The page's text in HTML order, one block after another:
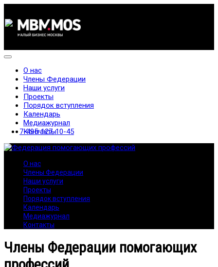
7-495-127-10-45
О нас
Члены Федерации
Наши услуги
Проекты
Порядок вступления
Календарь
Медиажурнал
Контакты
О нас
Члены Федерации
Наши услуги
Проекты
Порядок вступления
Календарь
Медиажурнал
Контакты
Члены Федерации помогающих